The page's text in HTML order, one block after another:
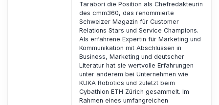
Tarabori die Position als Chefredakteurin
des cmm360, das renommierte
Schweizer Magazin für Customer
Relations Stars und Service Champions.
Als erfahrene Expertin für Marketing und
Kommunikation mit Abschlüssen in
Business, Marketing und deutscher
Literatur hat sie wertvolle Erfahrungen
unter anderem bei Unternehmen wie
KUKA Robotics und zuletzt beim
Cybathlon ETH Zürich gesammelt. Im
Rahmen eines umfangreichen